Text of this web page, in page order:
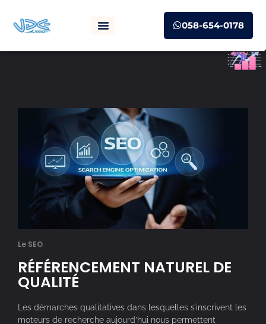
058-654-0178
Le SEO
RÉFÉRENCEMENT NATUREL DE
QUALITÉ
Les démarches qualitatives dans lesquelles s’inscrivent les
moteurs de recherche aujourd’hui nous permettent